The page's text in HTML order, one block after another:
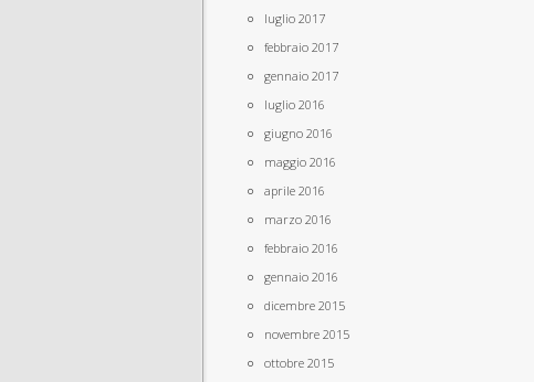
luglio 2017
febbraio 2017
gennaio 2017
luglio 2016
giugno 2016
maggio 2016
aprile 2016
marzo 2016
febbraio 2016
gennaio 2016
dicembre 2015
novembre 2015
ottobre 2015